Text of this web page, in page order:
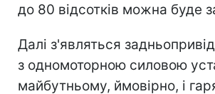
до 80 відсотків можна буде
Далі з'являться
з одномоторною силовою
майбутньому, ймовірно, і